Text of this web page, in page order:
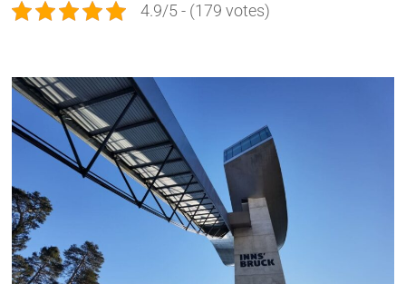
4.9/5 - (179 votes)